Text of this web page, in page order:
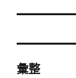
文
彙整